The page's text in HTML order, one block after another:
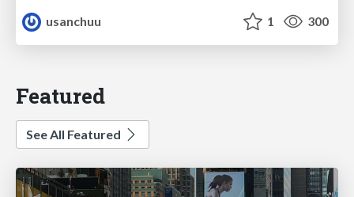
usanchuu
1 300
Featured
See All Featured